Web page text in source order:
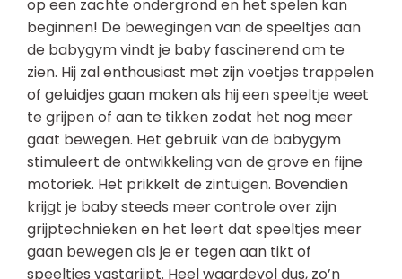
op een zachte ondergrond en het spelen kan
beginnen! De bewegingen van de speeltjes aan
de babygym vindt je baby fascinerend om te
zien. Hij zal enthousiast met zijn voetjes trappelen
of geluidjes gaan maken als hij een speeltje weet
te grijpen of aan te tikken zodat het nog meer
gaat bewegen. Het gebruik van de babygym
stimuleert de ontwikkeling van de grove en fijne
motoriek. Het prikkelt de zintuigen. Bovendien
krijgt je baby steeds meer controle over zijn
grijptechnieken en het leert dat speeltjes meer
gaan bewegen als je er tegen aan tikt of
speeltjes vastgrijpt. Heel waardevol dus, zo’n